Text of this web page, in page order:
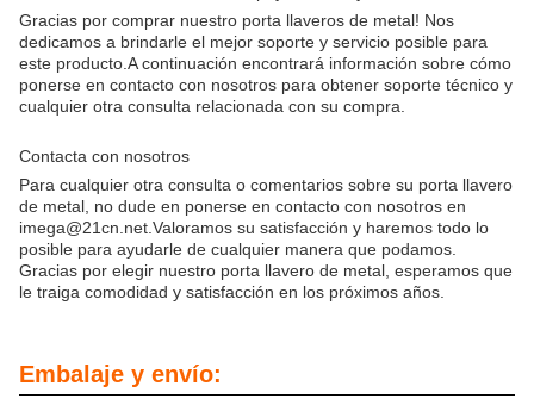
Gracias por comprar nuestro porta llaveros de metal! Nos
dedicamos a brindarle el mejor soporte y servicio posible para
este producto.A continuación encontrará información sobre cómo
ponerse en contacto con nosotros para obtener soporte técnico y
cualquier otra consulta relacionada con su compra.
Contacta con nosotros
Para cualquier otra consulta o comentarios sobre su porta llavero
de metal, no dude en ponerse en contacto con nosotros en
imega@21cn.net.Valoramos su satisfacción y haremos todo lo
posible para ayudarle de cualquier manera que podamos.
Gracias por elegir nuestro porta llavero de metal, esperamos que
le traiga comodidad y satisfacción en los próximos años.
Embalaje y envío: